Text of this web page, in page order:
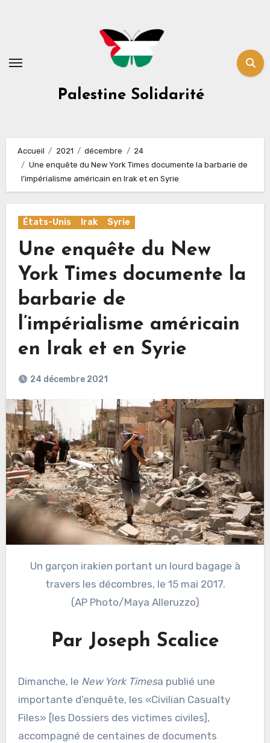
Palestine Solidarité
Accueil 2021 décembre
24
Une enquête du New York Times documente la barbarie de
l’impérialisme américain en Irak et en Syrie
États-Unis Irak Syrie
Une enquête du New
York Times documente la
barbarie de
l’impérialisme américain
en Irak et en Syrie
24 décembre 2021
Un garçon irakien portant un lourd bagage à
travers les décombres, le 15 mai 2017.
(AP Photo/Maya Alleruzzo)
Par Joseph Scalice
Dimanche, le New York Timesa publié une
importante d’enquête, les «Civilian Casualty
Files» [les Dossiers des victimes civiles],
accompagné de centaines de documents